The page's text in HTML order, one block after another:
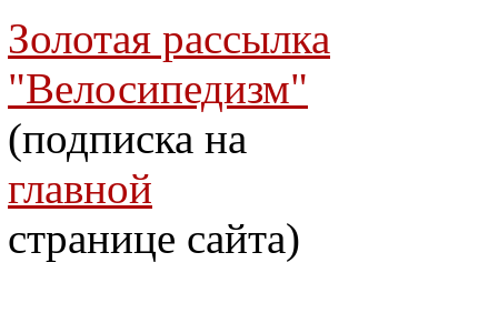
Золотая рассылка
"Велосипедизм"
(подписка на
главной
странице сайта)